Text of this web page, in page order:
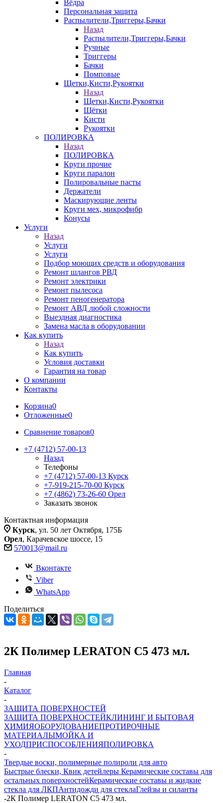
Вёдра
Персональная защита
Распылители,Триггеры,Бачки
Назад
Распылители,Триггеры,Бачки
Ручные
Триггеры
Бачки
Помповые
Щетки,Кисти,Рукоятки
Назад
Щетки,Кисти,Рукоятки
Щётки
Кисти
Рукоятки
ПОЛИРОВКА
Назад
ПОЛИРОВКА
Круги прочие
Круги паралон
Полировальные пасты
Держатели
Маскирующие ленты
Круги мех, микрофибр
Конусы
Услуги
Назад
Услуги
Услуги
Подбор моющих средств и оборудования
Ремонт шлангов РВД
Ремонт электрики
Ремонт пылесоса
Ремонт пеногенератора
Ремонт АВД любой сложности
Выездная диагностика
Замена масла в оборудовании
Как купить
Назад
Как купить
Условия доставки
Гарантия на товар
О компании
Контакты
Корзина0
Отложенные0
Сравнение товаров0
+7 (4712) 57-00-13
Назад
Телефоны
+7 (4712) 57-00-13 Курск
+7-919-215-70-00 Курск
+7 (4862) 73-26-60 Орел
Заказать звонок
Контактная информация
Курск, ул. 50 лет Октября, 175Б
Орел, Карачевское шоссе, 15
570013@mail.ru
Вконтакте
Viber
WhatsApp
Поделиться
2К Полимер LERATON C5 473 мл.
Главная
-
Каталог
-
ЗАЩИТА ПОВЕРХНОСТЕЙ
ЗАЩИТА ПОВЕРХНОСТЕЙКЛИНИНГ И БЫТОВАЯ
ХИМИЯОБОРУДОВАНИЕПРОТИРОЧНЫЕ
МАТЕРИАЛЫМОЙКА И
УХОДПРИСПОСОБЛЕНИЯПОЛИРОВКА
-
Твердые воски, полимерные полироли для авто
Быстрые блески, Квик детейлеры Керамические составы для
остальных поверхностейКерамические составы и жидкие
стекла для ЛКПАнтидожди для стеклаГлейзы и силанты
-2К Полимер LERATON C5 473 мл.